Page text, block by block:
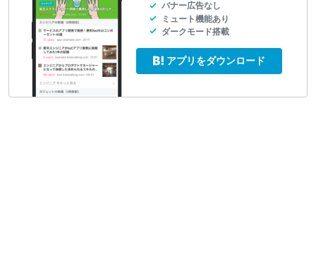
バナー広告なし
ミュート機能あり
ダークモード搭載
アプリをダウンロード